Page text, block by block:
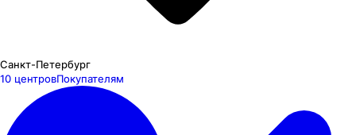
Санкт-Петербург
10 центровПокупателям